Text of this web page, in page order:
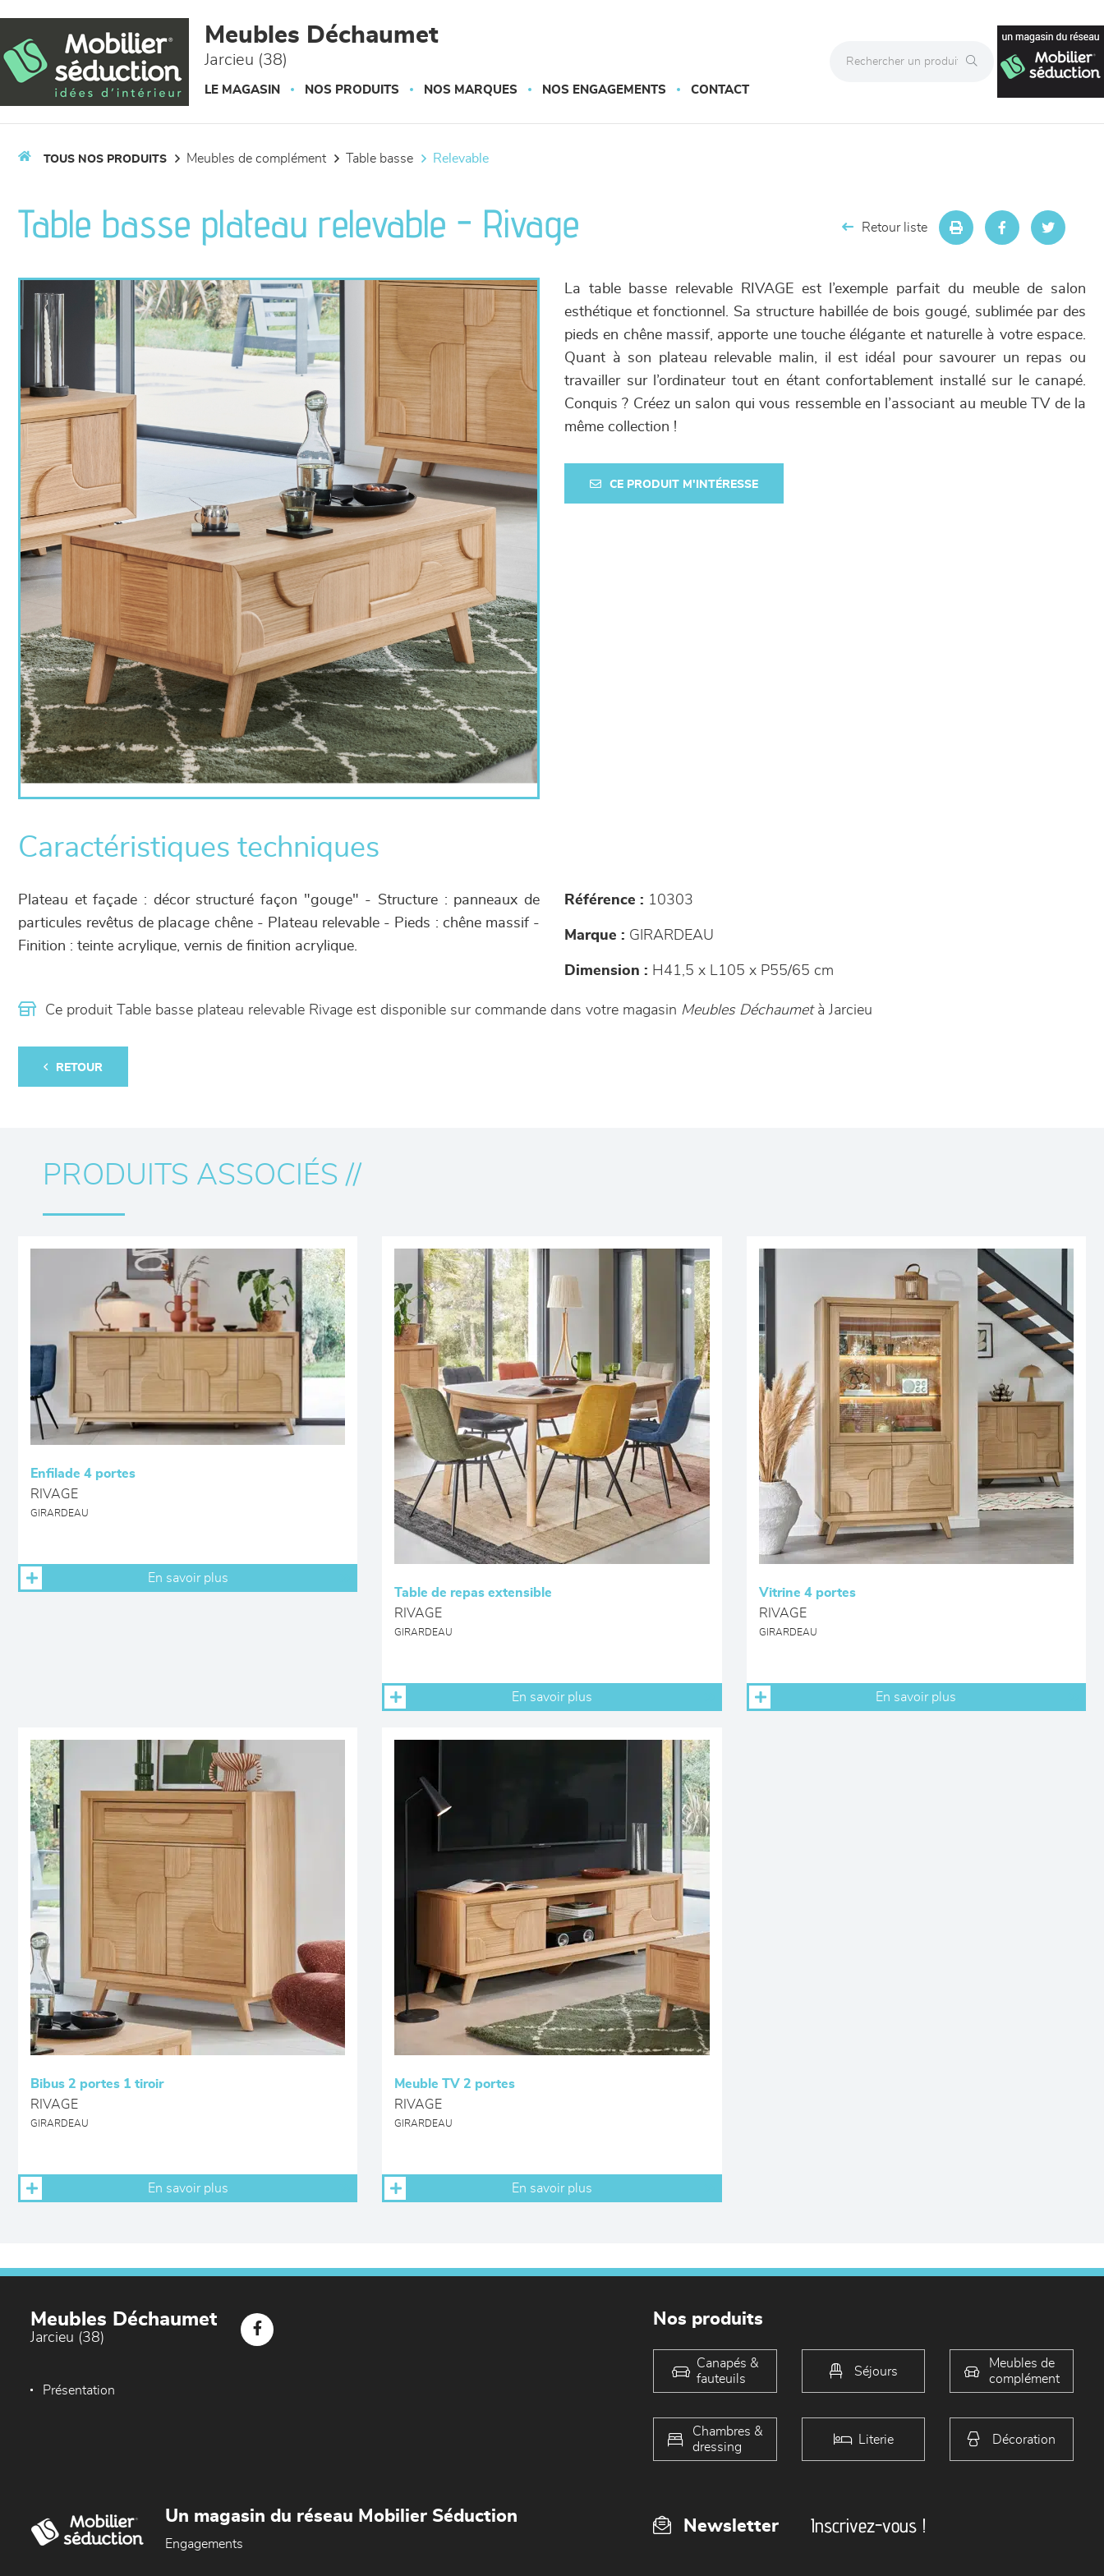
Meubles Déchaumet
Jarcieu (38)
LE MAGASIN NOS PRODUITS NOS MARQUES NOS ENGAGEMENTS CONTACT
TOUS NOS PRODUITS meubles de complément table basse relevable
Table basse plateau relevable - Rivage Retour liste
La table basse relevable RIVAGE est l’exemple parfait du meuble de salon
esthétique et fonctionnel. Sa structure habillée de bois gougé, sublimée par des
pieds en chêne massif, apporte une touche élégante et naturelle à votre espace.
Quant à son plateau relevable malin, il est idéal pour savourer un repas ou
travailler sur l’ordinateur tout en étant confortablement installé sur le canapé.
Conquis ? Créez un salon qui vous ressemble en l’associant au meuble TV de la
même collection !
CE PRODUIT M'INTÉRESSE
Caractéristiques techniques
Plateau et façade : décor structuré façon "gouge" - Structure : panneaux de
particules revêtus de placage chêne - Plateau relevable - Pieds : chêne massif -
Finition : teinte acrylique, vernis de finition acrylique.
Référence : 10303
Marque : GIRARDEAU
Dimension : H41,5 x L105 x P55/65 cm
Ce produit Table basse plateau relevable Rivage est disponible sur commande dans votre magasin Meubles Déchaumetà Jarcieu
RETOUR
PRODUITS ASSOCIÉS //
Enfilade 4 portes
RIVAGE
GIRARDEAU
En savoir plus
Table de repas extensible
RIVAGE
GIRARDEAU
En savoir plus
Vitrine 4 portes
RIVAGE
GIRARDEAU
En savoir plus
Bibus 2 portes 1 tiroir
RIVAGE
GIRARDEAU
En savoir plus
Meuble TV 2 portes
RIVAGE
GIRARDEAU
En savoir plus
Meubles Déchaumet
Jarcieu (38)
Présentation
Nos produits
Canapés &
fauteuils
Séjours
Meubles de
complément
Chambres &
dressing
Literie Décoration
Newsletter Inscrivez-vous !
Un magasin du réseau Mobilier Séduction
Engagements